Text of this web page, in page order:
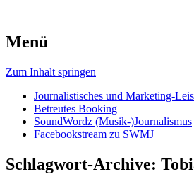
Menü
Zum Inhalt springen
Journalistisches und Marketing-
Betreutes Booking
SoundWordz (Musik-)Journalismus
Facebookstream zu SWMJ
Schlagwort-Archive: